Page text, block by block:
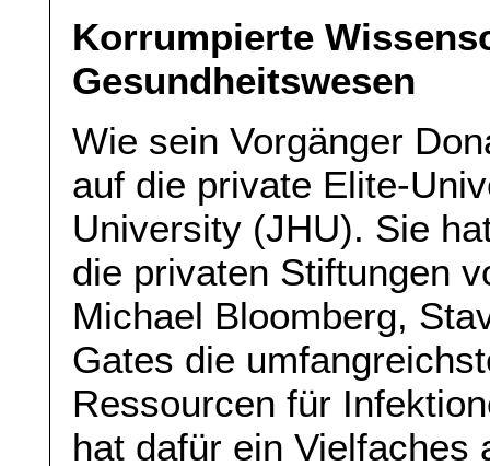
Korrumpierte
Gesundheitswesen
Wie sein Vorgänger
auf die private Elite-
University (JHU). Sie
die privaten Stiftungen
Michael Bloomberg,
Gates die
Ressourcen für
hat dafür ein Vielfaches